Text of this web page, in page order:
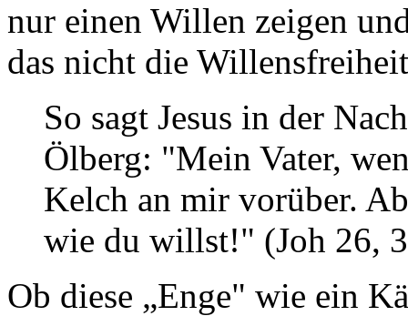
nur einen Willen zeigen
das nicht die
So sagt Jesus in der
Ölberg: "Mein Vater,
Kelch an mir vorüber.
wie du willst!" (Joh 26,
Ob diese „Enge" wie ein